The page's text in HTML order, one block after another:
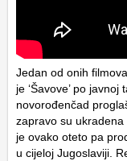
Jedan od onih
je ‘Šavove’ po
novorođenčad
zapravo su
je ovako oteto pa
u cijeloj Jugoslaviji.